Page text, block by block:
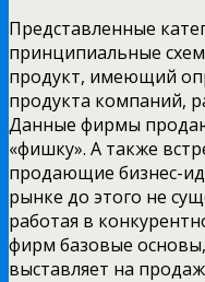
Представленные
принципиальные
продукт, имеющий
продукта компаний,
Данные фирмы
«фишку». А также
продающие бизнес-
рынке до этого не
работая в
фирм базовые
выставляет на